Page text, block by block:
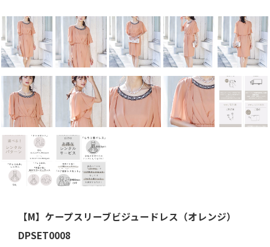
【M】ケープスリーブビジュードレス（オレンジ）
DPSET0008